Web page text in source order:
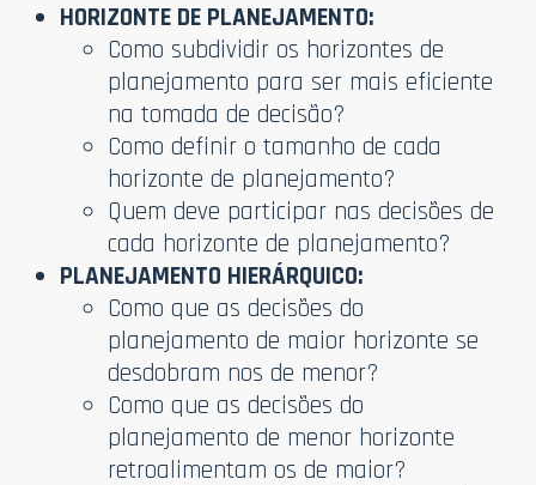
HORIZONTE DE PLANEJAMENTO:
Como subdividir os horizontes de
planejamento para ser mais eficiente
na tomada de decisão?
Como definir o tamanho de cada
horizonte de planejamento?
Quem deve participar nas decisões de
cada horizonte de planejamento?
PLANEJAMENTO HIERÁRQUICO:
Como que as decisões do
planejamento de maior horizonte se
desdobram nos de menor?
Como que as decisões do
planejamento de menor horizonte
retroalimentam os de maior?